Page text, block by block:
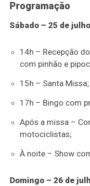
Programação
Sábado – 25 de julho
14h – Recepção
com pinhão e
15h – Santa Missa;
17h – Bingo com
Após a missa –
motociclistas;
À noite – Show
Domingo – 26 de